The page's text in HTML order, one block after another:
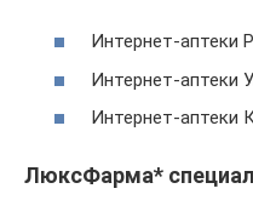
Интернет-аптеки
Интернет-аптеки
Интернет-аптеки
ЛюксФарма*